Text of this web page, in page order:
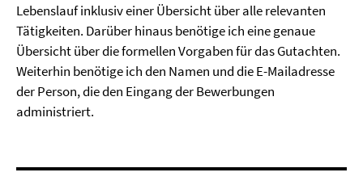
Lebenslauf inklusiv einer Übersicht über alle relevanten
Tätigkeiten. Darüber hinaus benötige ich eine genaue
Übersicht über die formellen Vorgaben für das Gutachten.
Weiterhin benötige ich den Namen und die E-Mailadresse
der Person, die den Eingang der Bewerbungen
administriert.